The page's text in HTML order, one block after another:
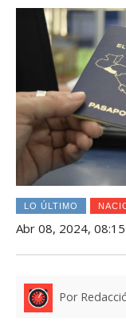
LO ÚLTIMO
Abr 08, 2024,
Por